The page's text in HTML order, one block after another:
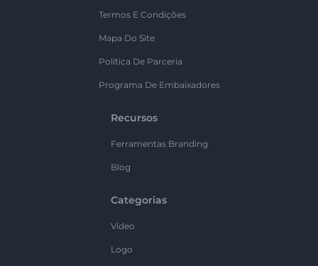
Termos E Condições
Mapa Do Site
Política De Parceria
Programa De Embaixadores
Recursos
Ferramentas Branding
Blog
Categorias
Vídeo
Logo